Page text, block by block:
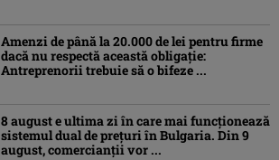
Amenzi de până la 20.000 de lei pentru firme
dacă nu respectă această obligație:
Antreprenorii trebuie să o bifeze ...
8 august e ultima zi în care mai funcționează
sistemul dual de prețuri în Bulgaria. Din 9
august, comercianții vor ...